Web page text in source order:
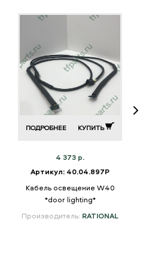
ПОДРОБНЕЕ КУПИТЬ
4 373 р.
Артикул: 40.04.897P
Кабель освещение W40
*door lighting*
Производитель: RATIONAL